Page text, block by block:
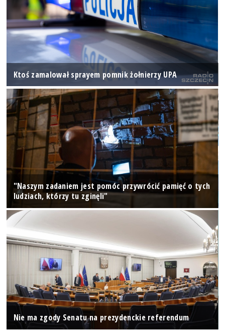
Ktoś zamalował sprayem pomnik żołnierzy UPA
"Naszym zadaniem jest pomóc przywrócić pamięć o tych
ludziach, którzy tu zginęli"
Nie ma zgody Senatu na prezydenckie referendum